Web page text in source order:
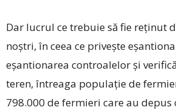
Dar lucrul ce trebuie să fie reținut
noștri, în ceea ce privește
eșantionarea controalelor și
teren, întreaga populație de
798.000 de fermieri care au depus